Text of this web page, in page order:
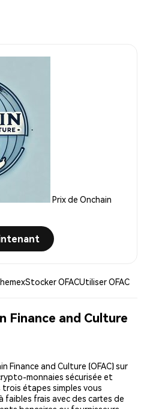
Prix de Onchain
Stocker OFACUtiliser OFAC
Finance and Culture
Finance and Culture (OFAC) sur
monnaies sécurisée et
étapes simples vous
faibles frais avec des cartes de